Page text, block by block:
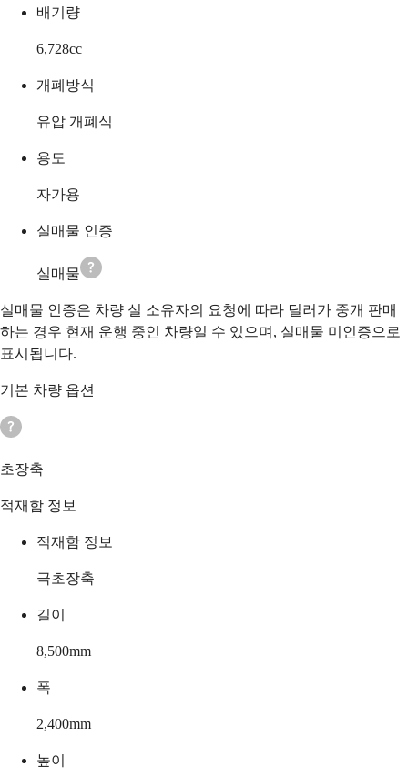
배기량
6,728cc
개폐방식
유압 개폐식
용도
자가용
실매물 인증
실매물
실매물 인증은 차량 실 소유자의 요청에 따라 딜러가 중개 판매
하는 경우 현재 운행 중인 차량일 수 있으며, 실매물 미인증으로
표시됩니다.
기본 차량 옵션
초장축
적재함 정보
적재함 정보
극초장축
길이
8,500mm
폭
2,400mm
높이